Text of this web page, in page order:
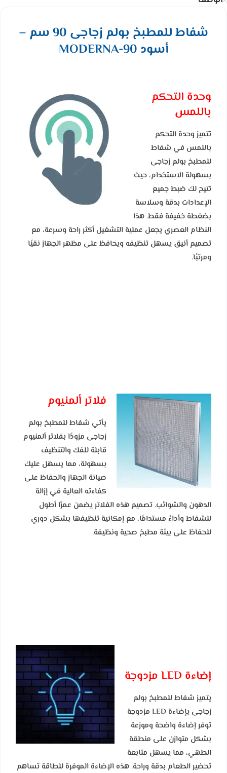
شفاط للمطبخ بولم زجاجى 90 سم –
أسود MODERNA-90
وحدة التحكم
باللمس
تتميز وحدة التحكم
باللمس في شفاط
للمطبخ بولم زجاجى
بسهولة الاستخدام، حيث
تتيح لك ضبط جميع
الإعدادات بدقة وسلاسة
بضغطة خفيفة فقط. هذا
النظام العصري يجعل عملية التشغيل أكثر راحة وسرعة، مع
تصميم أنيق يسهل تنظيفه ويحافظ على مظهر الجهاز نقيًا
ومرتبًا.
فلاتر ألمنيوم
يأتي شفاط للمطبخ بولم
زجاجى مزودًا بفلاتر ألمنيوم
قابلة للفك والتنظيف
بسهولة، مما يسهل عليك
صيانة الجهاز والحفاظ على
كفاءته العالية في إزالة
الدهون والشوائب. تصميم هذه الفلاتر يضمن عمرًا أطول
للشفاط وأداءً مستدامًا، مع إمكانية تنظيفها بشكل دوري
للحفاظ على بيئة مطبخ صحية ونظيفة.
إضاءة LED مزدوجة
يتميز شفاط للمطبخ بولم
زجاجى بإضاءة LED مزدوجة
توفر إضاءة واضحة وموزعة
بشكل متوازن على منطقة
الطهي، مما يسهل متابعة
تحضير الطعام بدقة وراحة. هذه الإضاءة الموفرة للطاقة تساهم